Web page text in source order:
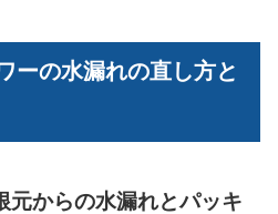
ーの水漏れの直し方と
元からの水漏れとパッキ